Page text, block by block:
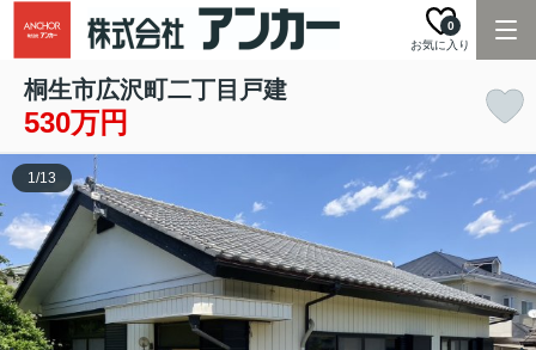
お気に入り
0
桐生市広沢町二丁目戸建
530万円
1/13